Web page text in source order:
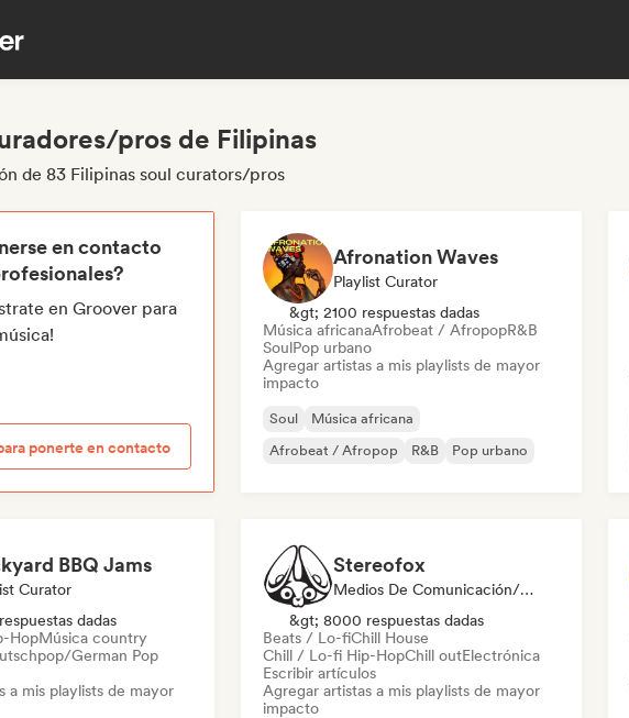
pros de Filipinas
de 83 Filipinas soul curators/pros
en contacto
en Groover para
ponerte en contacto
Afronation Waves
Playlist Curator
&gt; 2100 respuestas dadas
Música africanaAfrobeat / AfropopR&B
SoulPop urbano
Agregar artistas a mis playlists de mayor
impacto
Soul
Música africana
Afrobeat / Afropop
R&B Pop urbano
BBQ Jams
Curator
dadas
HopMúsica country
German Pop
a mis playlists de mayor
Stereofox
Medios De Comunicación/Periodista, Playlist Curator
&gt; 8000 respuestas dadas
Beats / Lo-fiChill House
Chill / Lo-fi Hip-HopChill outElectrónica
Escribir artículos
Agregar artistas a mis playlists de mayor
impacto